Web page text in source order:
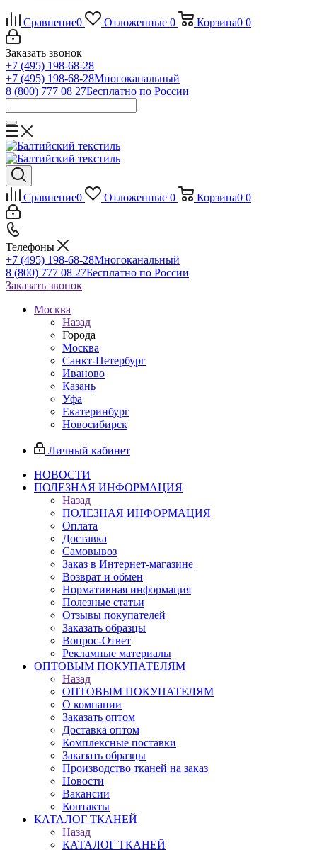
Сравнение0 Отложенные 0 Корзина0 0
Заказать звонок
+7 (495) 198-68-28
+7 (495) 198-68-28Многоканальный
8 (800) 777 08 27Бесплатно по России
Сравнение0 Отложенные 0 Корзина0 0
Телефоны
+7 (495) 198-68-28Многоканальный
8 (800) 777 08 27Бесплатно по России
Заказать звонок
Москва
Назад
Города
Москва
Санкт-Петербург
Иваново
Казань
Уфа
Екатеринбург
Новосибирск
Личный кабинет
НОВОСТИ
ПОЛЕЗНАЯ ИНФОРМАЦИЯ
Назад
ПОЛЕЗНАЯ ИНФОРМАЦИЯ
Оплата
Доставка
Самовывоз
Заказ в Интернет-магазине
Возврат и обмен
Нормативная информация
Полезные статьи
Отзывы покупателей
Заказать образцы
Вопрос-Ответ
Рекламные материалы
ОПТОВЫМ ПОКУПАТЕЛЯМ
Назад
ОПТОВЫМ ПОКУПАТЕЛЯМ
О компании
Заказать оптом
Доставка оптом
Комплексные поставки
Заказать образцы
Производство тканей на заказ
Новости
Вакансии
Контакты
КАТАЛОГ ТКАНЕЙ
Назад
КАТАЛОГ ТКАНЕЙ